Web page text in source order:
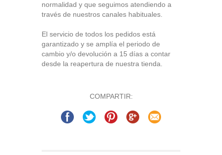
normalidad y que seguimos atendiendo a
través de nuestros canales habituales.
El servicio de todos los pedidos está
garantizado y se amplía el periodo de
cambio y/o devolución a 15 días a contar
desde la reapertura de nuestra tienda.
COMPARTIR: